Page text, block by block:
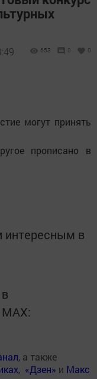
653 0 0
могут принять
прописано в
в
, а также
, «Дзен» и Макс